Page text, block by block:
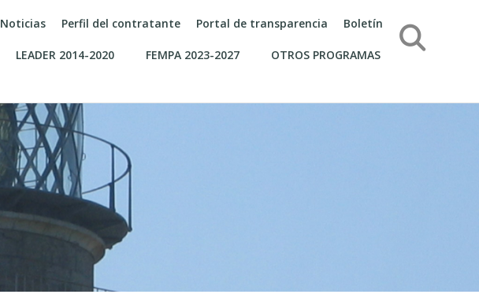
Noticias Perfil del contratante Portal de transparencia Boletín
LEADER 2014-2020 FEMPA 2023-2027 OTROS PROGRAMAS
Búsqueda